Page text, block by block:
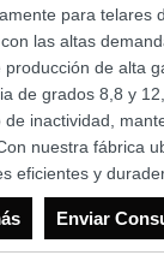
para telares
las altas
producción de alta
de grados 8,8 y
de inactividad,
nuestra fábrica
eficientes y
Enviar